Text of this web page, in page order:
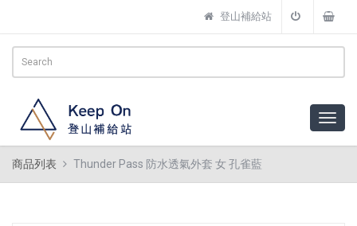
登山補給站
商品列表 Thunder Pass 防水透氣外套 女 孔雀藍